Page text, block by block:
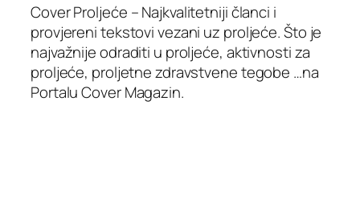
Cover Proljeće – Najkvalitetniji članci i
provjereni tekstovi vezani uz proljeće. Što je
najvažnije odraditi u proljeće, aktivnosti za
proljeće, proljetne zdravstvene tegobe …na
Portalu Cover Magazin.